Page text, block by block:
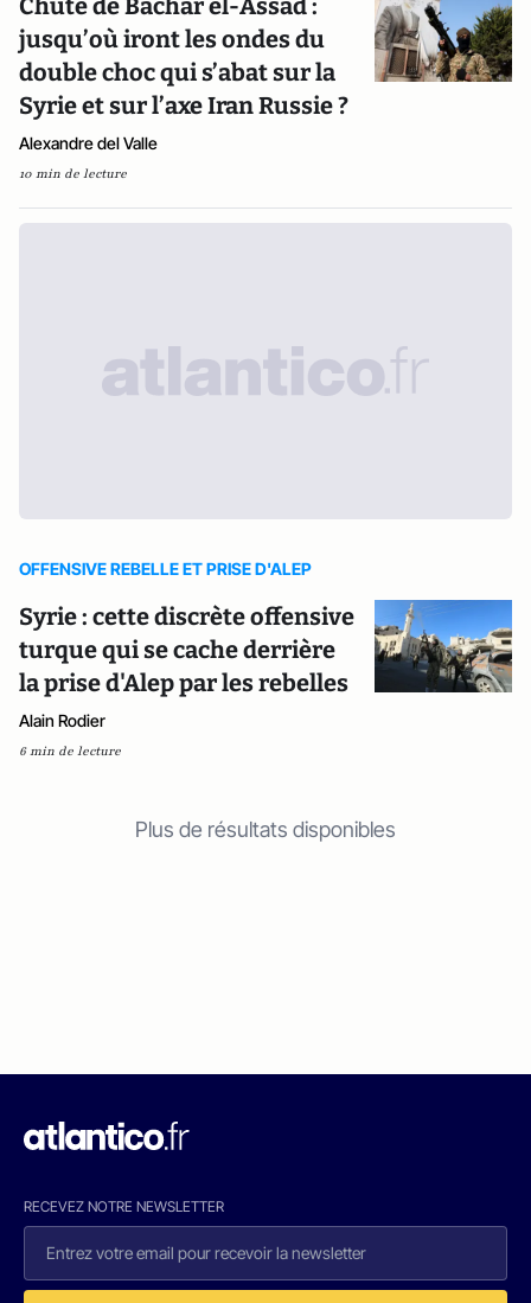
Chute de Bachar el-Assad :
jusqu’où iront les ondes du
double choc qui s’abat sur la
Syrie et sur l’axe Iran Russie ?
Alexandre del Valle
10 min de lecture
OFFENSIVE REBELLE ET PRISE D'ALEP
Syrie : cette discrète offensive
turque qui se cache derrière
la prise d'Alep par les rebelles
Alain Rodier
6 min de lecture
Plus de résultats disponibles
RECEVEZ NOTRE NEWSLETTER